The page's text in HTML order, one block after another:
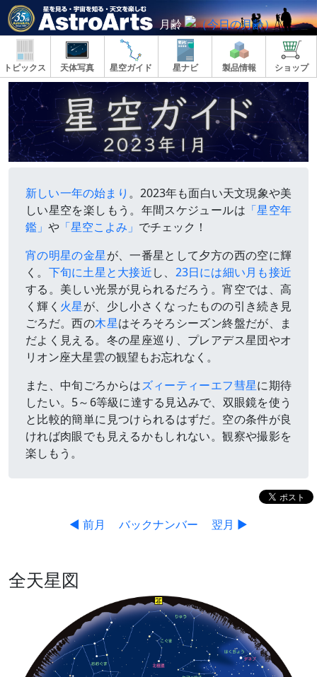
月齢
トピックス 天体写真 星空ガイド 星ナビ 製品情報 ショップ
新しい一年の始まり 。2023年も面白い天文現象や美
しい星空を楽しもう。年間スケジュールは 「星空年
鑑」 や 「星空こよみ」 でチェック！
宵の明星の金星が、一番星として夕方の西の空に輝
く。 下旬に土星と大接近し、 23日には細い月も接近
する。美しい光景が見られるだろう。宵空では、高
く輝く 火星が、少し小さくなったものの引き続き見
ごろだ。西の木星はそろそろシーズン終盤だが、ま
だよく見える。冬の星座巡り、プレアデス星団やオ
リオン座大星雲の観望もお忘れなく。
また、中旬ごろからはズィーティーエフ彗星に期待
したい。5～6等級に達する見込みで、双眼鏡を使う
と比較的簡単に見つけられるはずだ。空の条件が良
ければ肉眼でも見えるかもしれない。観察や撮影を
楽しもう。
◀ 前月 バックナンバー 翌月 ▶
全天星図